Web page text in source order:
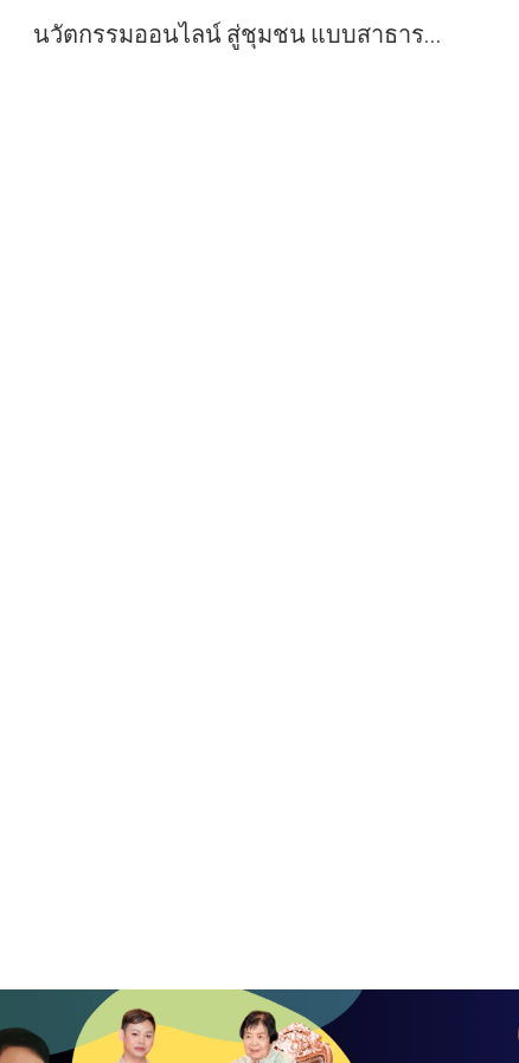
นวัตกรรมออนไลน์ สู่ชุมชน แบบสาธารณะ สื่อการเรียนการสอน วิชาศิลปะ กลุ่มสาระการเรียนรู้ศิลปะ โรงเรียนสุราษฎร์พิทยา สื่อการเรียนการสอน วิชาศิลปะ กลุ่มสาระการเรียนรู้ศิลปะ โรงเรียนสุราษฎร์พิทยา